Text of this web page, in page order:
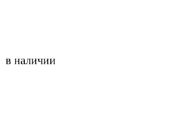
в наличии